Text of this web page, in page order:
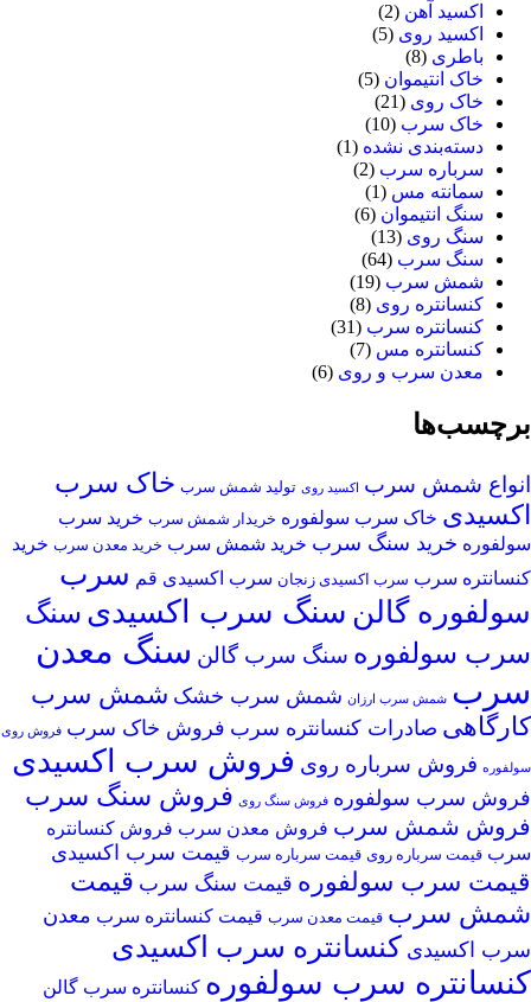
اکسید آهن (2)
اکسید روی (5)
باطری (8)
خاک انتیموان (5)
خاک روی (21)
خاک سرب (10)
دسته‌بندی نشده (1)
سرباره سرب (2)
سمانته مس (1)
سنگ انتیموان (6)
سنگ روی (13)
سنگ سرب (64)
شمش سرب (19)
کنسانتره روی (8)
کنسانتره سرب (31)
کنسانتره مس (7)
معدن سرب و روی (6)
برچسب‌ها
انواع شمش سرب اکسید روی تولید شمش سرب خاک سرب
اکسیدی خاک سرب سولفوره خریدار شمش سرب خرید سرب
سولفوره خرید سنگ سرب خرید شمش سرب خرید معدن سرب خرید
کنسانتره سرب سرب اکسیدی زنجان سرب اکسیدی قم سرب
سولفوره گالن سنگ سرب اکسیدی سنگ
سرب سولفوره سنگ سرب گالن سنگ معدن
سرب شمش سرب ارزان شمش سرب خشک شمش سرب
کارگاهی صادرات کنسانتره سرب فروش خاک سرب فروش روی
سولفوره فروش سرباره روی فروش سرب اکسیدی
فروش سرب سولفوره فروش سنگ روی فروش سنگ سرب
فروش شمش سرب فروش معدن سرب فروش کنسانتره
سرب قیمت سرباره روی قیمت سرباره سرب قیمت سرب اکسیدی
قیمت سرب سولفوره قیمت سنگ سرب قیمت
شمش سرب قیمت معدن سرب قیمت کنسانتره سرب معدن
سرب اکسیدی کنسانتره سرب اکسیدی
کنسانتره سرب سولفوره کنسانتره سرب گالن